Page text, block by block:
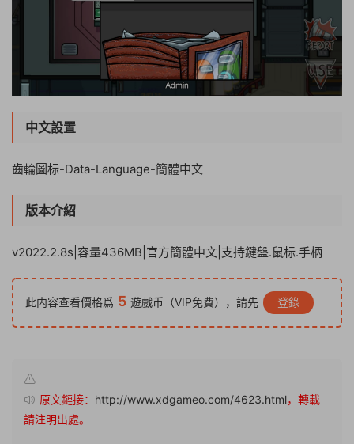
中文設置
齒輪圖标-Data-Language-簡體中文
版本介紹
v2022.2.8s|容量436MB|官方簡體中文|支持鍵盤.鼠标.手柄
此内容查看價格爲 5 遊戲币（VIP免費），請先 登錄
原文鏈接： http://www.xdgameo.com/4623.html，轉載
請注明出處。